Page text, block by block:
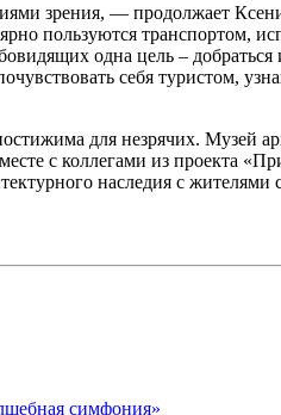
зрения, — продолжает
пользуются транспортом,
одна цель –
себя туристом,
для незрячих. Музей
с коллегами из проекта
наследия с
симфония»